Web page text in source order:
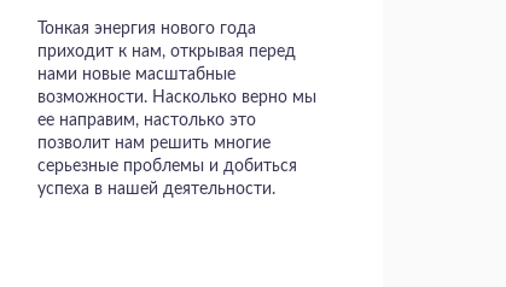
Тонкая энергия нового года
приходит к нам, открывая перед
нами новые масштабные
возможности. Насколько верно мы
ее направим, настолько это
позволит нам решить многие
серьезные проблемы и добиться
успеха в нашей деятельности.